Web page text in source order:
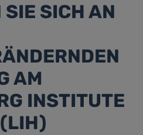
SICH AN
AM
INSTITUTE